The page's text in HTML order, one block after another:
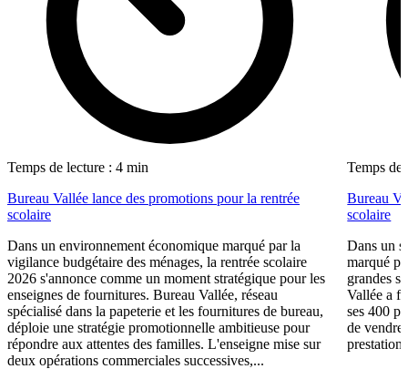
Temps de lecture : 4 min
Bureau Vallée lance des promotions pour la rentrée
scolaire
Dans un environnement économique marqué par la
vigilance budgétaire des ménages, la rentrée scolaire
2026 s'annonce comme un moment stratégique pour les
enseignes de fournitures. Bureau Vallée, réseau
spécialisé dans la papeterie et les fournitures de bureau,
déploie une stratégie promotionnelle ambitieuse pour
répondre aux attentes des familles. L'enseigne mise sur
deux opérations commerciales successives,...
Temps de
Bureau
scolaire
Dans un
marqué
grandes
Vallée a
ses 400
de vendre